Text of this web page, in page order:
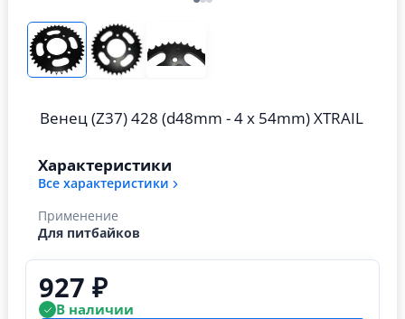
Венец (Z37) 428 (d48mm - 4 x 54mm) XTRAIL
Характеристики
Все характеристики
Применение
Для питбайков
927 ₽
В наличии